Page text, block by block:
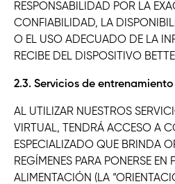
RESPONSABILIDAD POR LA
CONFIABILIDAD, LA
O EL USO ADECUADO DE LA
RECIBE DEL DISPOSITIVO
2.3. Servicios de entrenamiento
AL UTILIZAR NUESTROS
VIRTUAL, TENDRÁ ACCESO A
ESPECIALIZADO QUE BRINDA
REGÍMENES PARA PONERSE EN
ALIMENTACIÓN (LA